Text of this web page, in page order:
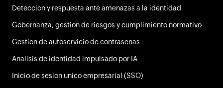
Deteccion y respuesta ante amenazas a la identidad
Gobernanza, gestion de riesgos y cumplimiento normativo
Gestion de autoservicio de contrasenas
Analisis de identidad impulsado por IA
Inicio de sesion unico empresarial (SSO)